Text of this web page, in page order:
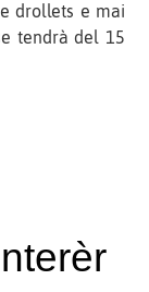
e drollets e mai
tendrà del 15